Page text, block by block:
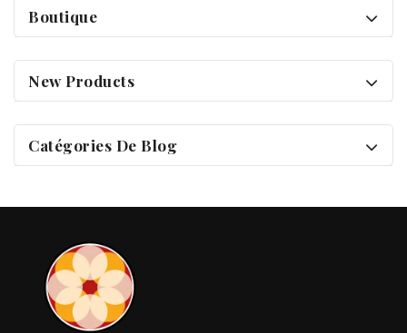
Boutique
New Products
Catégories De Blog